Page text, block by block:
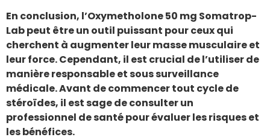
En conclusion, l’Oxymetholone 50 mg Somatrop-
Lab peut être un outil puissant pour ceux qui
cherchent à augmenter leur masse musculaire et
leur force. Cependant, il est crucial de l’utiliser de
manière responsable et sous surveillance
médicale. Avant de commencer tout cycle de
stéroïdes, il est sage de consulter un
professionnel de santé pour évaluer les risques et
les bénéfices.